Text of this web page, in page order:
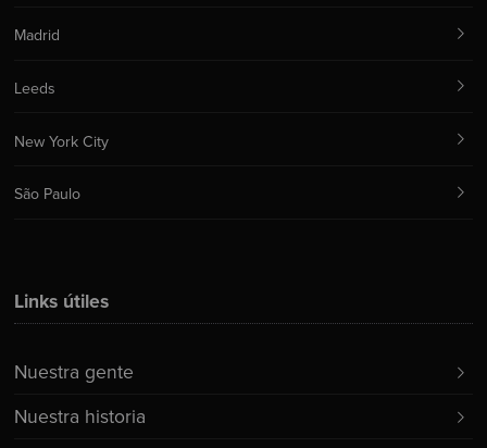
Links útiles
Nuestra gente
Nuestra historia
Madrid
Leeds
New York City
São Paulo